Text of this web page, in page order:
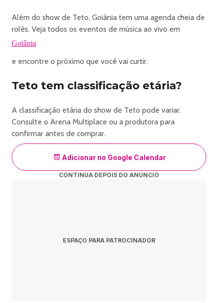
Além do show de Teto, Goiânia tem uma agenda cheia de
rolês. Veja todos os eventos de música ao vivo em
Goiânia
e encontre o próximo que você vai curtir.
Teto tem classificação etária?
A classificação etária do show de Teto pode variar.
Consulte o Arena Multiplace ou a produtora para
confirmar antes de comprar.
Adicionar no Google Calendar
CONTINUA DEPOIS DO ANÚNCIO
ESPAÇO PARA PATROCINADOR